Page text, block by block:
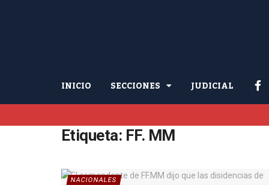
INICIO SECCIONES JUDICIAL
Etiqueta: FF. MM
NACIONALES